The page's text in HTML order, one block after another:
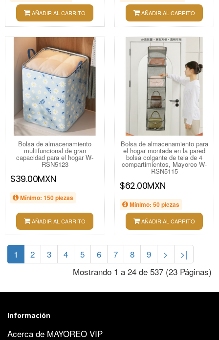
AÑADIR AL CARRITO AÑADIR AL CARRITO
Bolsa de almacenamiento
multifuncional de gran
capacidad para el hogar W-
RSN5123
$39.00MXN
Mínimo: 150 piezas
AÑADIR AL CARRITO
Bolsa de almacenamiento para
el hogar montada en la pared
bolsa colgante de tela de 4
compartimientos, Mayoreo W-
RSN5115
$62.00MXN
Mínimo: 50 piezas
AÑADIR AL CARRITO
1 2 3 4 5 6 7 8 9 >
>|
Mostrando 1 a 24 de 537 (23 Páginas)
Información
Acerca de MAYOREO VIP